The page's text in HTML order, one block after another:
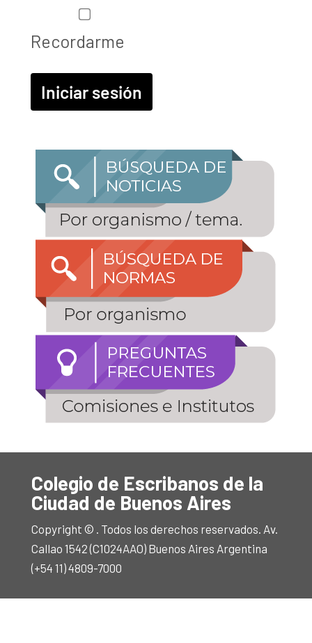
Recordarme
Colegio de Escribanos de la
Ciudad de Buenos Aires
Copyright © . Todos los derechos reservados. Av.
Callao 1542 (C1024AAO) Buenos Aires Argentina
(+54 11) 4809-7000